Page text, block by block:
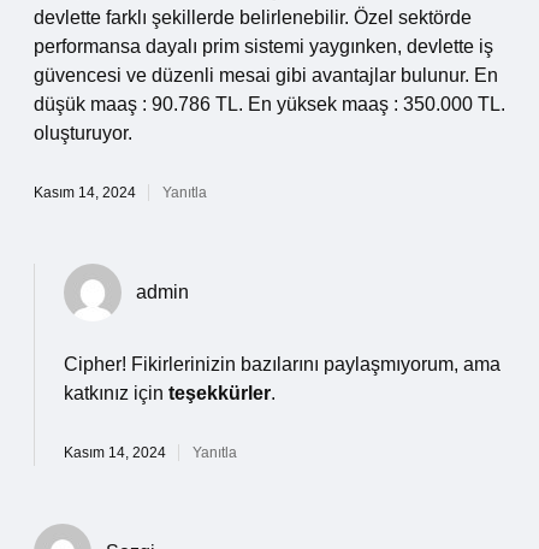
devlette farklı şekillerde belirlenebilir. Özel sektörde
performansa dayalı prim sistemi yaygınken, devlette iş
güvencesi ve düzenli mesai gibi avantajlar bulunur. En
düşük maaş : 90.786 TL. En yüksek maaş : 350.000 TL.
oluşturuyor.
Kasım 14, 2024 Yanıtla
admin
Cipher! Fikirlerinizin bazılarını paylaşmıyorum, ama
katkınız için teşekkürler.
Kasım 14, 2024 Yanıtla